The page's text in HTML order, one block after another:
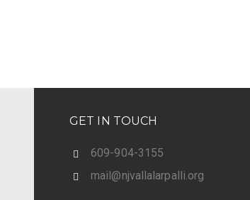
GET IN TOUCH
609-904-3155
mail@njvallalarpalli.org